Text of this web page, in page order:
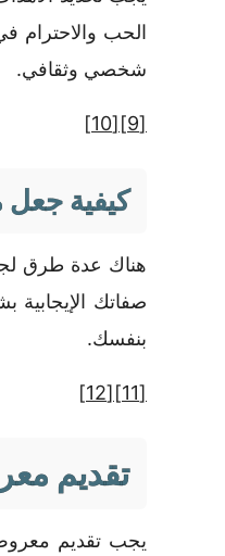
الحب والاحترام
شخصي وثقافي.
[9]
[10]
كيفية جعل
هناك عدة طرق
صفاتك
بنفسك.
[11]
[12]
تقديم
يجب تقديم